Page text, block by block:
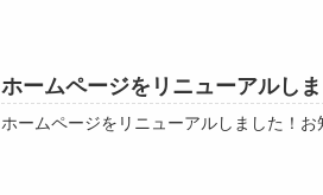
ホームページをリニューアルしま
ホームページをリニューアルしました！